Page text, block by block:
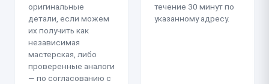
оригинальные
детали, если можем
их получить как
независимая
мастерская, либо
проверенные аналоги
— по согласованию с
течение 30 минут по
указанному адресу.